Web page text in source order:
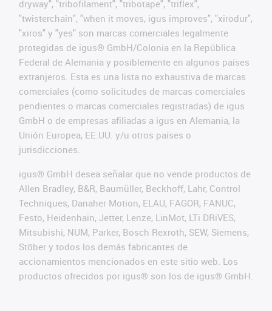
dryway", "tribofilament", "tribotape", "triflex",
"twisterchain", "when it moves, igus improves", "xirodur",
"xiros" y "yes" son marcas comerciales legalmente
protegidas de igus® GmbH/Colonia en la República
Federal de Alemania y posiblemente en algunos países
extranjeros. Esta es una lista no exhaustiva de marcas
comerciales (como solicitudes de marcas comerciales
pendientes o marcas comerciales registradas) de igus
GmbH o de empresas afiliadas a igus en Alemania, la
Unión Europea, EE.UU. y/u otros países o
jurisdicciones.
igus® GmbH desea señalar que no vende productos de
Allen Bradley, B&R, Baumüller, Beckhoff, Lahr, Control
Techniques, Danaher Motion, ELAU, FAGOR, FANUC,
Festo, Heidenhain, Jetter, Lenze, LinMot, LTi DRiVES,
Mitsubishi, NUM, Parker, Bosch Rexroth, SEW, Siemens,
Stöber y todos los demás fabricantes de
accionamientos mencionados en este sitio web. Los
productos ofrecidos por igus® son los de igus® GmbH.